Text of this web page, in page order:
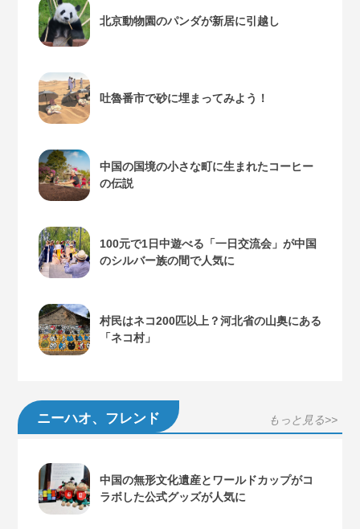
北京動物園のパンダが新居に引越し
吐魯番市で砂に埋まってみよう！
中国の国境の小さな町に生まれたコーヒー
の伝説
100元で1日中遊べる「一日交流会」が中国
のシルバー族の間で人気に
村民はネコ200匹以上？河北省の山奥にある
「ネコ村」
ニーハオ、フレンド もっと見る>>
中国の無形文化遺産とワールドカップがコ
ラボした公式グッズが人気に